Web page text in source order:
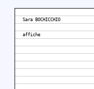
Sara BOCHICCHIO
affiche